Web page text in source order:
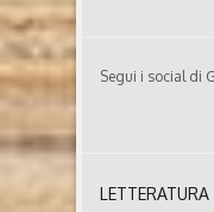
Segui i social di